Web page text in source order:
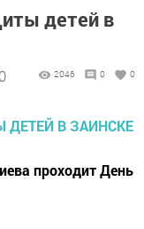
детей в
2046 0 0
проходит День